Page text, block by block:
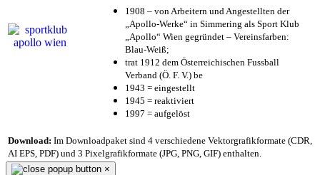
1908 – von Arbeitern und Angestellten der
„Apollo-Werke“ in Simmering als Sport Klub
„Apollo“ Wien gegründet – Vereinsfarben:
Blau-Weiß;
trat 1912 dem Österreichischen Fussball
Verband (Ö. F. V.) be
1943 = eingestellt
1945 = reaktiviert
1997 = aufgelöst
Download: Im Downloadpaket sind 4 verschiedene Vektorgrafikformate (CDR,
AI EPS, PDF) und 3 Pixelgrafikformate (JPG, PNG, GIF) enthalten.
×